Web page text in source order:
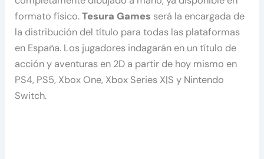
formato físico.Tesura Games será la encargada de
la distribución del título para todas las plataformas
en España. Los jugadores indagarán en un título de
acción y aventuras en 2D a partir de hoy mismo en
PS4, PS5, Xbox One, Xbox Series X|S y Nintendo
Switch.